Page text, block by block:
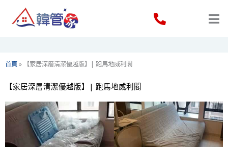
首頁» 【家居深層清潔優越版】| 跑馬地威利閣
【家居深層清潔優越版】| 跑馬地威利閣